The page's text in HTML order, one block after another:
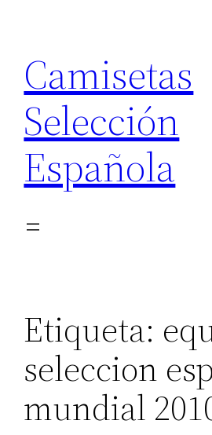
contenido
Camisetas
Selección
Española
Etiqueta:
seleccion
mundial